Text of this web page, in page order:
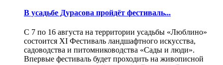
В усадьбе Дурасова пройдёт фестиваль...
С 7 по 16 августа на территории усадьбы «Люблино»
состоится XI Фестиваль ландшафтного искусства,
садоводства и питомниководства «Сады и люди».
Впервые фестиваль будет проходить на живописной